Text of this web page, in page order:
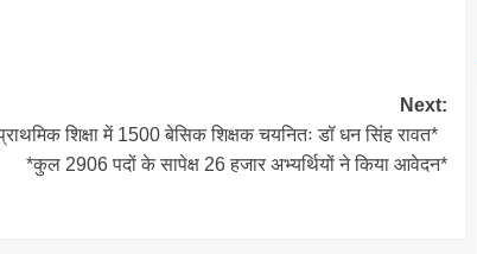
Next:
शिक्षा में 1500 बेसिक शिक्षक चयनितः डॉ धन सिंह रावत*
*कुल 2906 पदों के सापेक्ष 26 हजार अभ्यर्थियों ने किया आवेदन*